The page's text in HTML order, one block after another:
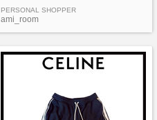
PERSONAL SHOPPER
ami_room